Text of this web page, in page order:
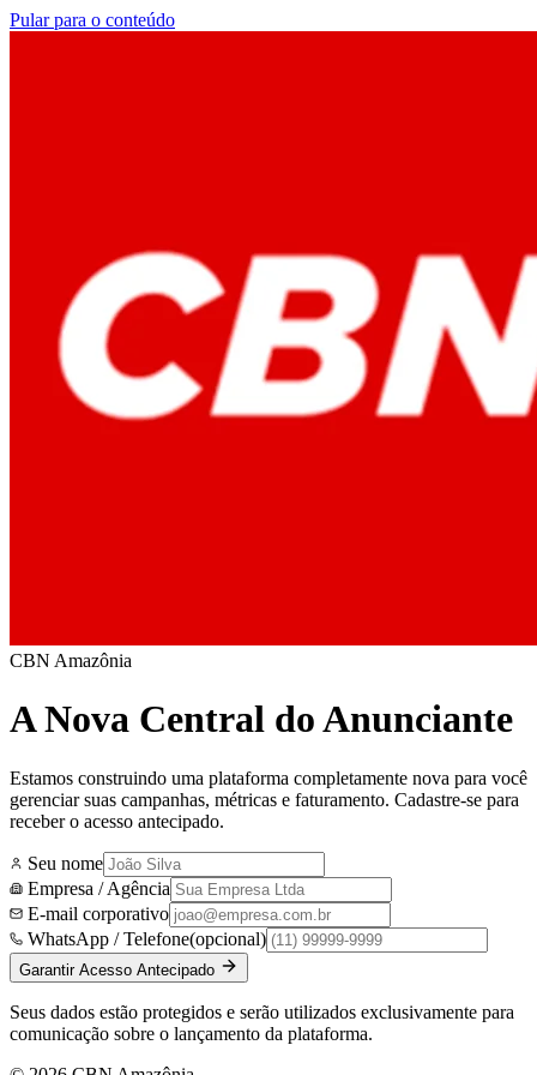
Pular para o conteúdo
CBN Amazônia
A Nova Central do Anunciante
Estamos construindo uma plataforma completamente nova para você
gerenciar suas campanhas, métricas e faturamento. Cadastre-se para
receber o acesso antecipado.
Seu nome
Empresa / Agência
E-mail corporativo
WhatsApp / Telefone(opcional)
Garantir Acesso Antecipado
Seus dados estão protegidos e serão utilizados exclusivamente para
comunicação sobre o lançamento da plataforma.